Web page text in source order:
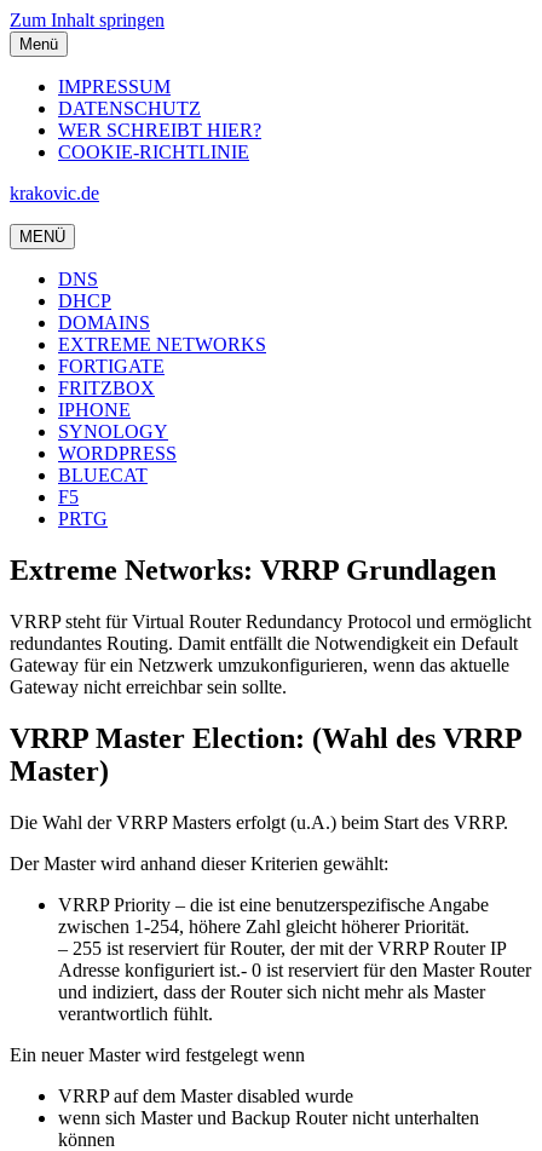
Zum Inhalt springen
Menü
IMPRESSUM
DATENSCHUTZ
WER SCHREIBT HIER?
COOKIE-RICHTLINIE
krakovic.de
MENÜ
DNS
DHCP
DOMAINS
EXTREME NETWORKS
FORTIGATE
FRITZBOX
IPHONE
SYNOLOGY
WORDPRESS
BLUECAT
F5
PRTG
Extreme Networks: VRRP Grundlagen
VRRP steht für Virtual Router Redundancy Protocol und ermöglicht
redundantes Routing. Damit entfällt die Notwendigkeit ein Default
Gateway für ein Netzwerk umzukonfigurieren, wenn das aktuelle
Gateway nicht erreichbar sein sollte.
VRRP Master Election: (Wahl des VRRP
Master)
Die Wahl der VRRP Masters erfolgt (u.A.) beim Start des VRRP.
Der Master wird anhand dieser Kriterien gewählt:
VRRP Priority – die ist eine benutzerspezifische Angabe
zwischen 1-254, höhere Zahl gleicht höherer Priorität.
– 255 ist reserviert für Router, der mit der VRRP Router IP
Adresse konfiguriert ist.- 0 ist reserviert für den Master Router
und indiziert, dass der Router sich nicht mehr als Master
verantwortlich fühlt.
Ein neuer Master wird festgelegt wenn
VRRP auf dem Master disabled wurde
wenn sich Master und Backup Router nicht unterhalten
können